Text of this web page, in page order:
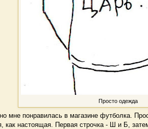
Просто одежда
мне понравилась в магазине футболка.
как настоящая. Первая строчка - Ш и Б,